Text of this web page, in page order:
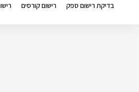
בדיקת רישום ספק רישום קורסים